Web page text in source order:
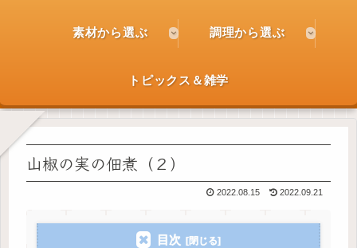
素材から選ぶ 調理から選ぶ
トピックス＆雑学
山椒の実の佃煮（２）
2022.08.15 2022.09.21
目次